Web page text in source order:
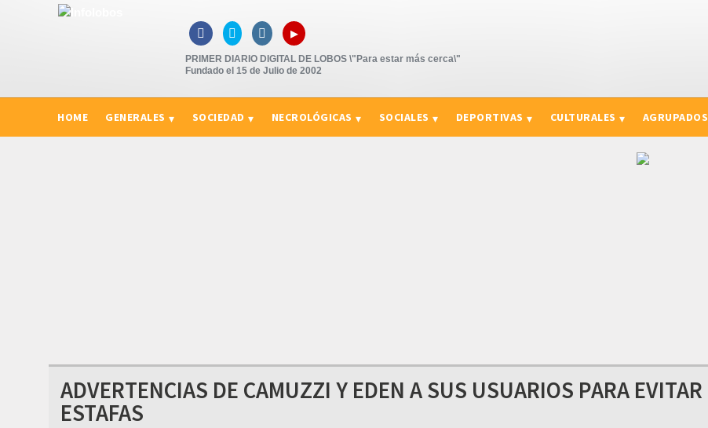
   ▸
PRIMER DIARIO DIGITAL DE LOBOS \"Para estar más cerca\"
Fundado el 15 de Julio de 2002
HOME GENERALES SOCIEDAD NECROLÓGICAS SOCIALES DEPORTIVAS CULTURALES AGRUPADOS
ADVERTENCIAS DE CAMUZZI Y EDEN A SUS USUARIOS PARA EVITAR
ESTAFAS